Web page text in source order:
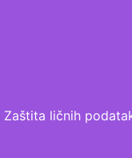
Zaštita ličnih